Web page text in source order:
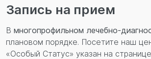
Запись на прием
В многопрофильном лечебно-
плановом порядке. Посетите наш
«Особый Статус» указан на